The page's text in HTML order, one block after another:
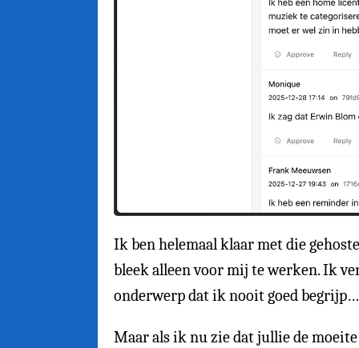
Ik ben helemaal klaar met die
bleek alleen voor mij te werken. Ik
onderwerp dat ik nooit goed begrijp…
Maar als ik nu zie dat jullie de